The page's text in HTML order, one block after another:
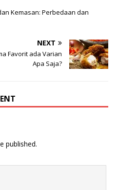
Kemasan: Perbedaan dan
NEXT
Favorit ada Varian
Apa Saja?
published.